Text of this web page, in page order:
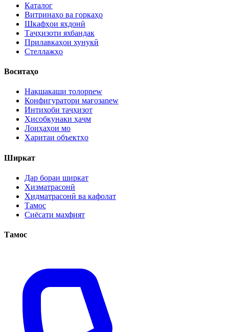
Каталог
Витринаҳо ва горкаҳо
Шкафҳои яхдонӣ
Таҷҳизоти яхбандак
Прилавкаҳои хунукӣ
Стеллажҳо
Воситаҳо
Нақшакаши толорnew
Конфигуратори мағозаnew
Интихоби таҷҳизот
Ҳисобкунаки ҳаҷм
Лоиҳаҳои мо
Харитаи объектҳо
Ширкат
Дар бораи ширкат
Хизматрасонӣ
Хидматрасонӣ ва кафолат
Тамос
Сиёсати махфият
Тамос